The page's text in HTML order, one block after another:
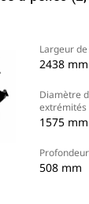
Largeur
2438 mm
Diamètre
extrémités
1575 mm
508 mm